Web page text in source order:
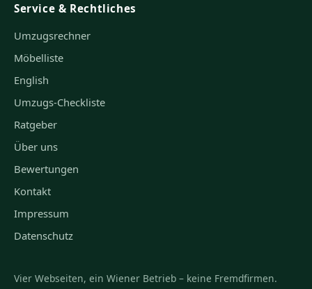
Service & Rechtliches
Umzugsrechner
Möbelliste
English
Umzugs-Checkliste
Ratgeber
Über uns
Bewertungen
Kontakt
Impressum
Datenschutz
Vier Webseiten, ein Wiener Betrieb – keine Fremdfirmen.